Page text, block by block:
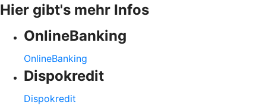
Hier gibt's mehr Infos
OnlineBanking
OnlineBanking
Dispokredit
Dispokredit